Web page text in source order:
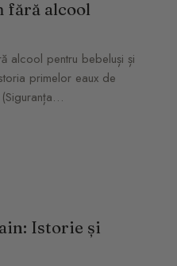
fără alcool
alcool pentru bebeluși și
primelor eaux de
Istorie și